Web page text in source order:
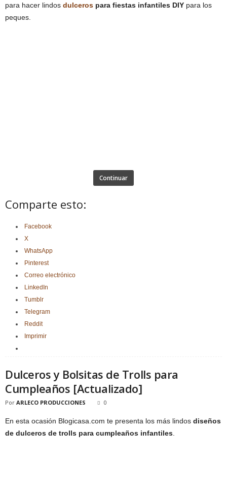
para hacer lindos dulceros para fiestas infantiles DIY para los
peques.
Continuar
Comparte esto:
Facebook
X
WhatsApp
Pinterest
Correo electrónico
LinkedIn
Tumblr
Telegram
Reddit
Imprimir
Dulceros y Bolsitas de Trolls para
Cumpleaños [Actualizado]
Por ARLECO PRODUCCIONES 0
En esta ocasión Blogicasa.com te presenta los más lindos diseños
de dulceros de trolls para cumpleaños infantiles